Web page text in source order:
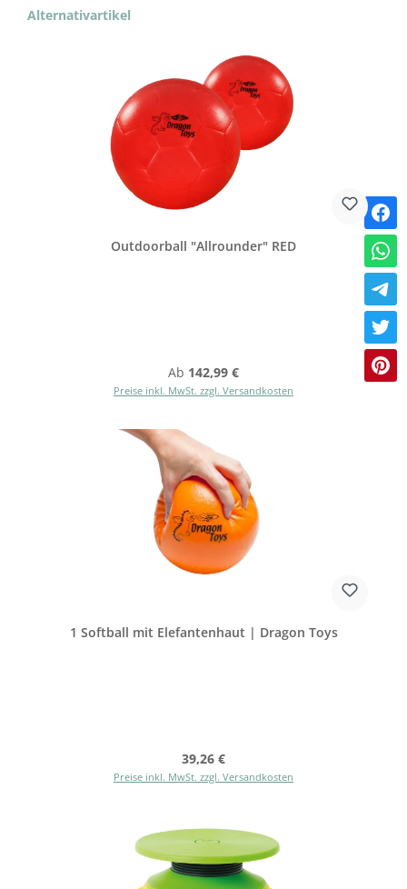
Produktgalerie überspringen
Alternativartikel
Outdoorball "Allrounder" RED
Regulärer Preis:
Ab 142,99 €
Preise inkl. MwSt. zzgl. Versandkosten
1 Softball mit Elefantenhaut | Dragon Toys
Regulärer Preis:
39,26 €
Preise inkl. MwSt. zzgl. Versandkosten